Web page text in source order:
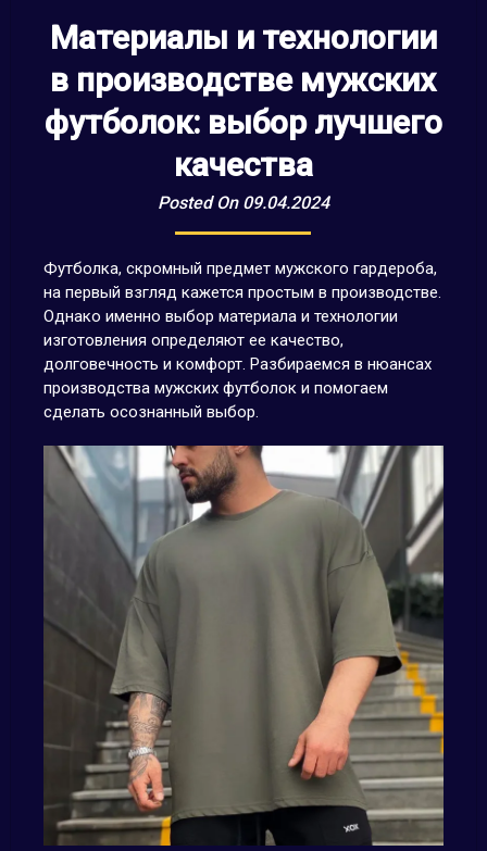
Материалы и технологии
в производстве мужских
футболок: выбор лучшего
качества
Posted On 09.04.2024
Футболка, скромный предмет мужского гардероба,
на первый взгляд кажется простым в производстве.
Однако именно выбор материала и технологии
изготовления определяют ее качество,
долговечность и комфорт. Разбираемся в нюансах
производства мужских футболок и помогаем
сделать осознанный выбор.